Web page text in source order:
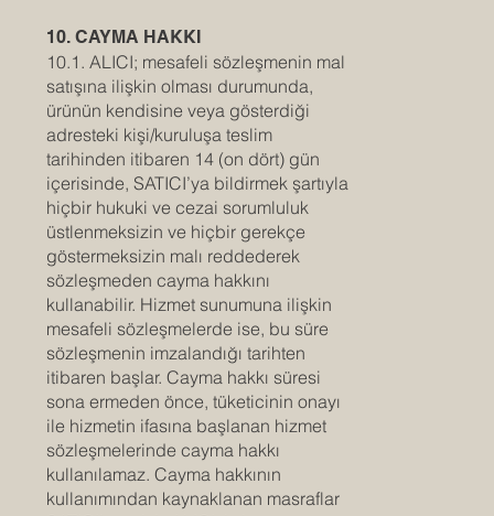
10. CAYMA HAKKI
10.1. ALICI; mesafeli sözleşmenin mal
satışına ilişkin olması durumunda,
ürünün kendisine veya gösterdiği
adresteki kişi/kuruluşa teslim
tarihinden itibaren 14 (on dört) gün
içerisinde, SATICI’ya bildirmek şartıyla
hiçbir hukuki ve cezai sorumluluk
üstlenmeksizin ve hiçbir gerekçe
göstermeksizin malı reddederek
sözleşmeden cayma hakkını
kullanabilir. Hizmet sunumuna ilişkin
mesafeli sözleşmelerde ise, bu süre
sözleşmenin imzalandığı tarihten
itibaren başlar. Cayma hakkı süresi
sona ermeden önce, tüketicinin onayı
ile hizmetin ifasına başlanan hizmet
sözleşmelerinde cayma hakkı
kullanılamaz. Cayma hakkının
kullanımından kaynaklanan masraflar